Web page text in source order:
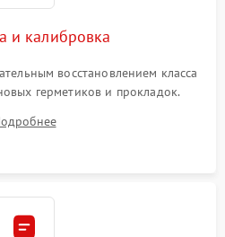
и калибровка
восстановлением класса
герметиков и прокладок.
матрицы по эталонному
точного измерения температур.